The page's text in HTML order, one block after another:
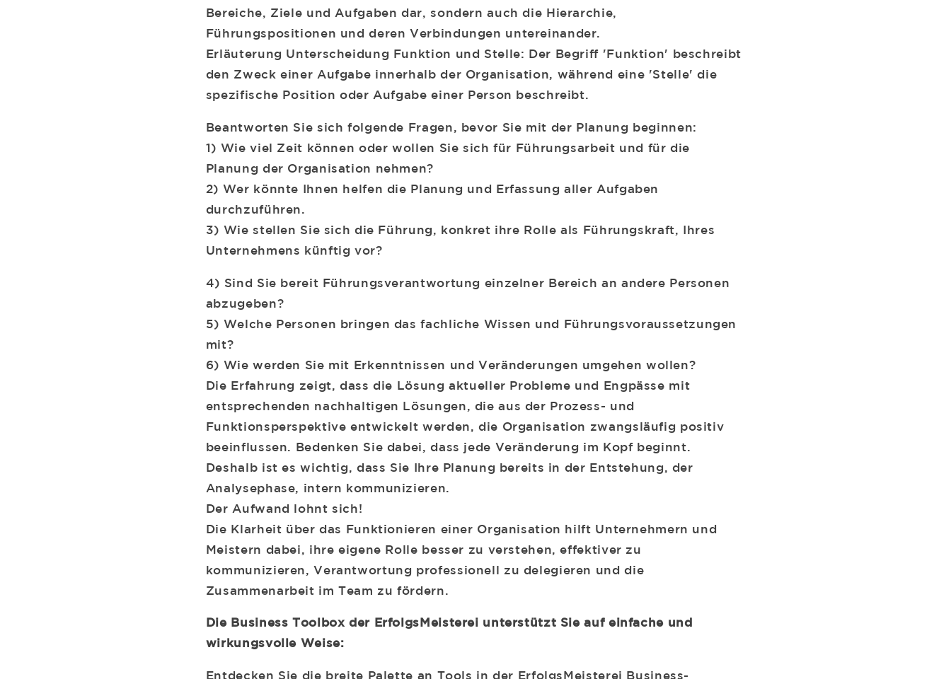
Bereiche, Ziele und Aufgaben dar, sondern auch die Hierarchie,
Führungspositionen und deren Verbindungen untereinander.
Erläuterung Unterscheidung Funktion und Stelle: Der Begriff 'Funktion' beschreibt
den Zweck einer Aufgabe innerhalb der Organisation, während eine 'Stelle' die
spezifische Position oder Aufgabe einer Person beschreibt.
Beantworten Sie sich folgende Fragen, bevor Sie mit der Planung beginnen:
1) Wie viel Zeit können oder wollen Sie sich für Führungsarbeit und für die
Planung der Organisation nehmen?
2) Wer könnte Ihnen helfen die Planung und Erfassung aller Aufgaben
durchzuführen.
3) Wie stellen Sie sich die Führung, konkret ihre Rolle als Führungskraft, Ihres
Unternehmens künftig vor?
4) Sind Sie bereit Führungsverantwortung einzelner Bereich an andere Personen
abzugeben?
5) Welche Personen bringen das fachliche Wissen und Führungsvoraussetzungen
mit?
6) Wie werden Sie mit Erkenntnissen und Veränderungen umgehen wollen?
Die Erfahrung zeigt, dass die Lösung aktueller Probleme und Engpässe mit
entsprechenden nachhaltigen Lösungen, die aus der Prozess- und
Funktionsperspektive entwickelt werden, die Organisation zwangsläufig positiv
beeinflussen. Bedenken Sie dabei, dass jede Veränderung im Kopf beginnt.
Deshalb ist es wichtig, dass Sie Ihre Planung bereits in der Entstehung, der
Analysephase, intern kommunizieren.
Der Aufwand lohnt sich!
Die Klarheit über das Funktionieren einer Organisation hilft Unternehmern und
Meistern dabei, ihre eigene Rolle besser zu verstehen, effektiver zu
kommunizieren, Verantwortung professionell zu delegieren und die
Zusammenarbeit im Team zu fördern.
Die Business Toolbox der ErfolgsMeisterei unterstützt Sie auf einfache und
wirkungsvolle Weise:
Entdecken Sie die breite Palette an Tools in der ErfolgsMeisterei Business-